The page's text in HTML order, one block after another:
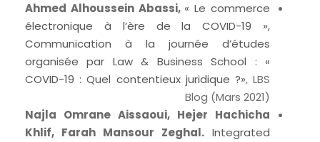
Ahmed Alhoussein Abassi,« Le commerce
électronique à l’ère de la COVID-19 »,
Communication à la journée d’études
organisée par Law & Business School : «
COVID-19 : Quel contentieux juridique ?», LBS
Blog (Mars 2021)
Najla Omrane Aissaoui, Hejer Hachicha
Khlif, Farah Mansour Zeghal. Integrated